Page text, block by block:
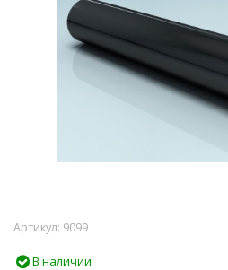
Артикул: 9099
В наличии